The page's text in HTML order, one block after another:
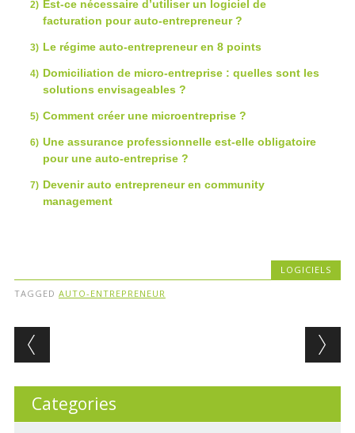
Est-ce nécessaire d’utiliser un logiciel de
facturation pour auto-entrepreneur ?
Le régime auto-entrepreneur en 8 points
Domiciliation de micro-entreprise : quelles sont les
solutions envisageables ?
Comment créer une microentreprise ?
Une assurance professionnelle est-elle obligatoire
pour une auto-entreprise ?
Devenir auto entrepreneur en community
management
LOGICIELS
TAGGED AUTO-ENTREPRENEUR
Post navigation
Categories